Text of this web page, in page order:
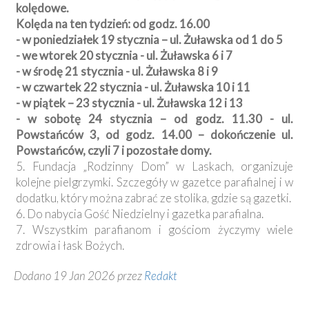
kolędowe.
Kolęda na ten tydzień: od godz. 16.00
- w poniedziałek 19 stycznia – ul. Żuławska od 1 do 5
- we wtorek 20 stycznia - ul. Żuławska 6 i 7
- w środę 21 stycznia - ul. Żuławska 8 i 9
- w czwartek 22 stycznia - ul. Żuławska 10 i 11
- w piątek – 23 stycznia - ul. Żuławska 12 i 13
- w sobotę 24 stycznia – od godz. 11.30 - ul.
Powstańców 3, od godz. 14.00 – dokończenie ul.
Powstańców, czyli 7 i pozostałe domy.
5. Fundacja „Rodzinny Dom” w Laskach, organizuje
kolejne pielgrzymki. Szczegóły w gazetce parafialnej i w
dodatku, który można zabrać ze stolika, gdzie są gazetki.
6. Do nabycia Gość Niedzielny i gazetka parafialna.
7. Wszystkim parafianom i gościom życzymy wiele
zdrowia i łask Bożych.
Dodano 19 Jan 2026 przezRedakt